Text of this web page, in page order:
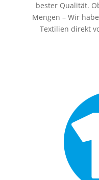
bester Qualität.
Mengen – Wir
Textilien direkt